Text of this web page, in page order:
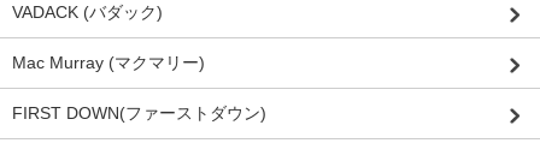
VADACK (バダック)
Mac Murray (マクマリー)
FIRST DOWN(ファーストダウン)